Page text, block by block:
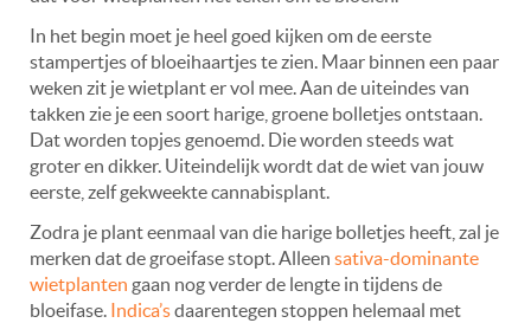
In het begin moet je heel goed kijken om de eerste
stampertjes of bloeihaartjes te zien. Maar binnen een paar
weken zit je wietplant er vol mee. Aan de uiteindes van
takken zie je een soort harige, groene bolletjes ontstaan.
Dat worden topjes genoemd. Die worden steeds wat
groter en dikker. Uiteindelijk wordt dat de wiet van jouw
eerste, zelf gekweekte cannabisplant.
Zodra je plant eenmaal van die harige bolletjes heeft, zal je
merken dat de groeifase stopt. Alleen sativa-dominante
wietplanten gaan nog verder de lengte in tijdens de
bloeifase. Indica’sdaarentegen stoppen helemaal met